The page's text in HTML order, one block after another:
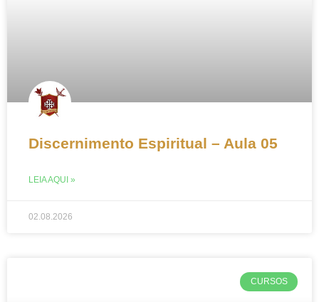
Discernimento Espiritual – Aula 05
LEIA AQUI »
02.08.2026
CURSOS